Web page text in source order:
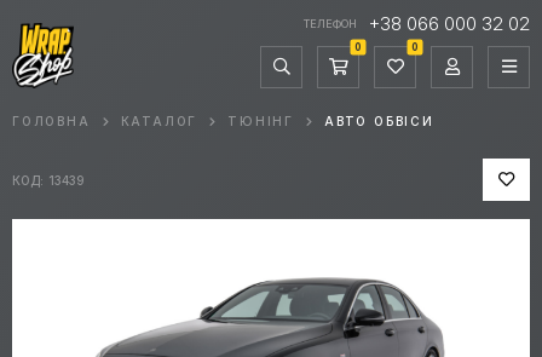
ТЕЛЕФОН +38 066 000 32 02
0 0
ГОЛОВНА КАТАЛОГ ТЮНІНГ АВТО ОБВІСИ
КОД: 13439